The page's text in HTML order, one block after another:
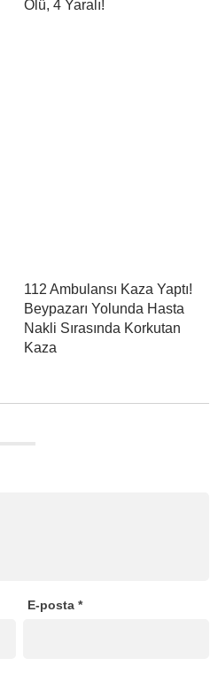
Ölü, 4 Yaralı!
112 Ambulansı Kaza Yaptı!
Beypazarı Yolunda Hasta
Nakli Sırasında Korkutan
Kaza
E-posta*